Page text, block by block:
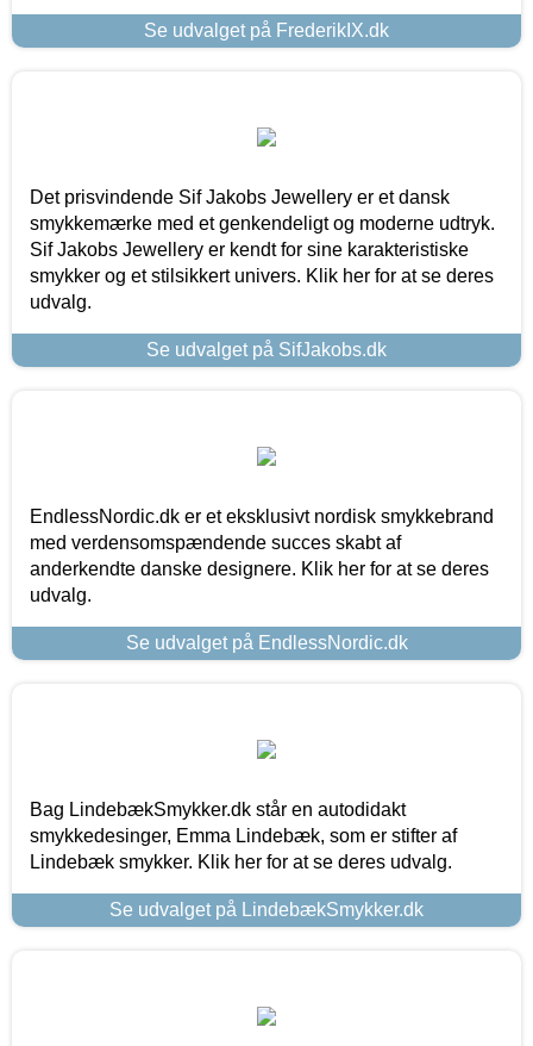
Se udvalget på FrederikIX.dk
Det prisvindende Sif Jakobs Jewellery er et dansk
smykkemærke med et genkendeligt og moderne udtryk.
Sif Jakobs Jewellery er kendt for sine karakteristiske
smykker og et stilsikkert univers. Klik her for at se deres
udvalg.
Se udvalget på SifJakobs.dk
EndlessNordic.dk er et eksklusivt nordisk smykkebrand
med verdensomspændende succes skabt af
anderkendte danske designere. Klik her for at se deres
udvalg.
Se udvalget på EndlessNordic.dk
Bag LindebækSmykker.dk står en autodidakt
smykkedesinger, Emma Lindebæk, som er stifter af
Lindebæk smykker. Klik her for at se deres udvalg.
Se udvalget på LindebækSmykker.dk